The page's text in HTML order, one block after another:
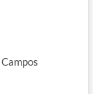
Campos